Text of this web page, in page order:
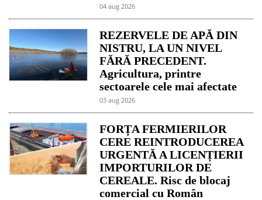
04 aug 2026
REZERVELE DE APĂ DIN
NISTRU, LA UN NIVEL
FĂRĂ PRECEDENT.
Agricultura, printre
sectoarele cele mai afectate
03 aug 2026
FORȚA FERMIERILOR
CERE REINTRODUCEREA
URGENTĂ A LICENȚIERII
IMPORTURILOR DE
CEREALE. Risc de blocaj
comercial cu Român